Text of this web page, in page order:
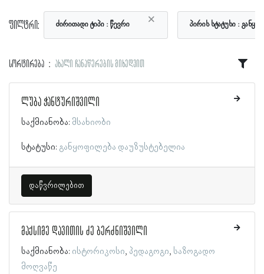
ფილტრი: ×
ძირითადი ტიპი წევრი პირის სტატუსი
სორტირება ახალი ჩანაწერების მიხედვით
ლუბა ჭანტურიშვილი
საქმიანობა: მსახიობი
სტატუსი: განყოფილება დაუზუსტებელია
დაწვრილებით
მაქსიმე დავითის ძე ბერძნიშვილი
საქმიანობა: ისტორიკოსი პედაგოგი საზოგადო
მოღვაწე